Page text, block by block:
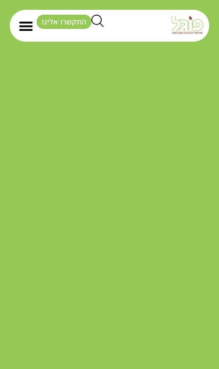
התקשרו אלינו